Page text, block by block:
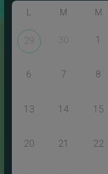
M M
29 30 1
6 7 8
13 14 15
20 21 22